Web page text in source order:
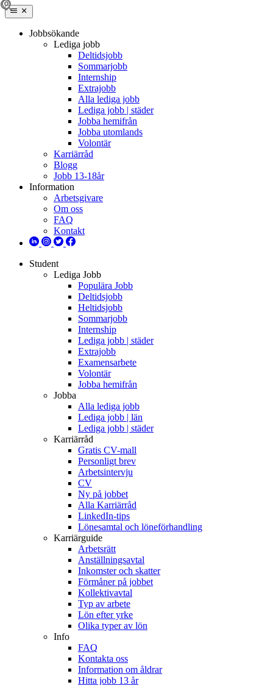
Jobbsökande
Lediga jobb
Deltidsjobb
Sommarjobb
Internship
Extrajobb
Alla lediga jobb
Lediga jobb | städer
Jobba hemifrån
Jobba utomlands
Volontär
Karriärråd
Blogg
Jobb 13-18år
Information
Arbetsgivare
Om oss
FAQ
Kontakt
Student
Lediga Jobb
Populära Jobb
Deltidsjobb
Heltidsjobb
Sommarjobb
Internship
Lediga jobb | städer
Extrajobb
Examensarbete
Volontär
Jobba hemifrån
Jobba
Alla lediga jobb
Lediga jobb | län
Lediga jobb | städer
Karriärråd
Gratis CV-mall
Personligt brev
Arbetsintervju
CV
Ny på jobbet
Alla Karriärråd
LinkedIn-tips
Lönesamtal och löneförhandling
Karriärguide
Arbetsrätt
Anställningsavtal
Inkomster och skatter
Förmåner på jobbet
Kollektivavtal
Typ av arbete
Lön efter yrke
Olika typer av lön
Info
FAQ
Kontakta oss
Information om åldrar
Hitta jobb 13 år